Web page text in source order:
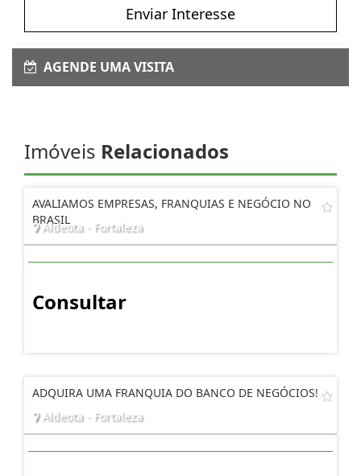
Enviar Interesse
AGENDE UMA VISITA
Imóveis Relacionados
AVALIAMOS EMPRESAS, FRANQUIAS E NEGÓCIO NO
BRASIL
Aldeota - Fortaleza
Consultar
ADQUIRA UMA FRANQUIA DO BANCO DE NEGÓCIOS!
Aldeota - Fortaleza